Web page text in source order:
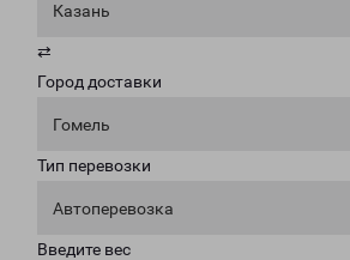
Казань
⇄
Город доставки
Гомель
Тип перевозки
Автоперевозка
Введите вес